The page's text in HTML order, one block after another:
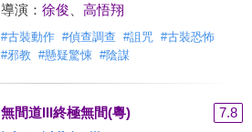
導演： 徐俊 高悟翔
#古裝動作 #偵查調查 #詛咒 #古裝恐怖
#邪教 #懸疑驚悚 #陰謀
無間道III終極無間(粵)
7.8